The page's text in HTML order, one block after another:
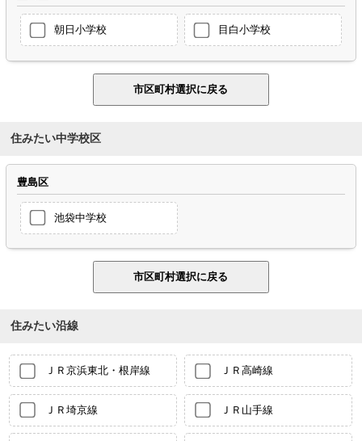
朝日小学校 目白小学校
住みたい中学校区
豊島区
池袋中学校
住みたい沿線
ＪＲ京浜東北・根岸線 ＪＲ高崎線
ＪＲ埼京線 ＪＲ山手線